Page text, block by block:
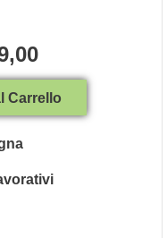
Carrello